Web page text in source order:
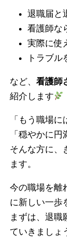
退職届と
看護師な
実際に使
トラブル
など、 看護師
紹介します
「もう職場に
「穏やかに円
そんな方に、
ます。
今の職場を離
に新しい一歩
まずは、退職
ていきまし